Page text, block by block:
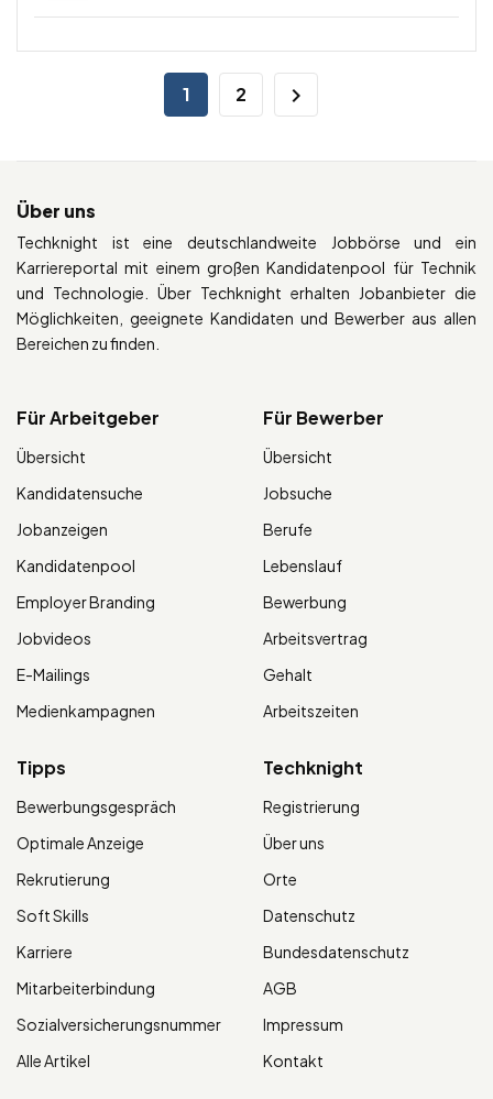
1 2
Über uns
Techknight ist eine deutschlandweite Jobbörse und ein
Karriereportal mit einem großen Kandidatenpool für Technik
und Technologie. Über Techknight erhalten Jobanbieter die
Möglichkeiten, geeignete Kandidaten und Bewerber aus allen
Bereichen zu finden.
Für Arbeitgeber
Übersicht
Kandidatensuche
Jobanzeigen
Kandidatenpool
Employer Branding
Jobvideos
E-Mailings
Medienkampagnen
Für Bewerber
Übersicht
Jobsuche
Berufe
Lebenslauf
Bewerbung
Arbeitsvertrag
Gehalt
Arbeitszeiten
Tipps
Bewerbungsgespräch
Optimale Anzeige
Rekrutierung
Soft Skills
Karriere
Mitarbeiterbindung
Sozialversicherungsnummer
Alle Artikel
Techknight
Registrierung
Über uns
Orte
Datenschutz
Bundesdatenschutz
AGB
Impressum
Kontakt